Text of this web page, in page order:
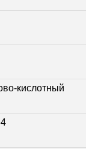
кислотный